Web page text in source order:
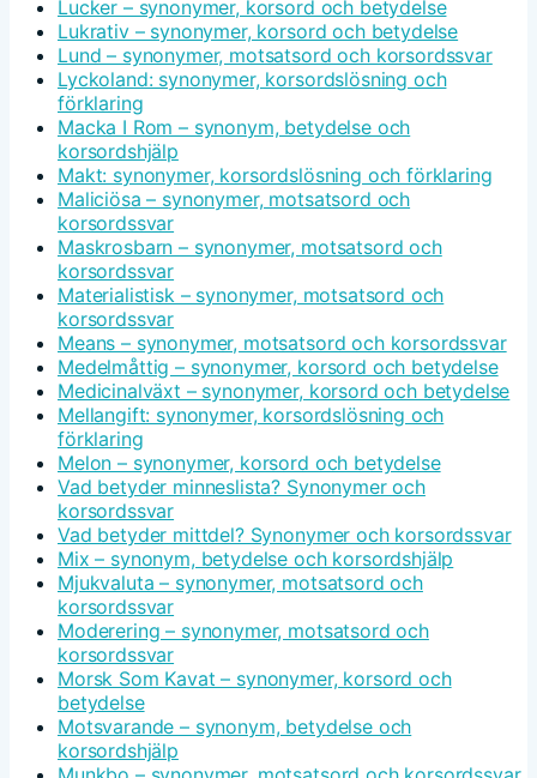
Lucker – synonymer, korsord och betydelse
Lukrativ – synonymer, korsord och betydelse
Lund – synonymer, motsatsord och korsordssvar
Lyckoland: synonymer, korsordslösning och
förklaring
Macka I Rom – synonym, betydelse och
korsordshjälp
Makt: synonymer, korsordslösning och förklaring
Maliciösa – synonymer, motsatsord och
korsordssvar
Maskrosbarn – synonymer, motsatsord och
korsordssvar
Materialistisk – synonymer, motsatsord och
korsordssvar
Means – synonymer, motsatsord och korsordssvar
Medelmåttig – synonymer, korsord och betydelse
Medicinalväxt – synonymer, korsord och betydelse
Mellangift: synonymer, korsordslösning och
förklaring
Melon – synonymer, korsord och betydelse
Vad betyder minneslista? Synonymer och
korsordssvar
Vad betyder mittdel? Synonymer och korsordssvar
Mix – synonym, betydelse och korsordshjälp
Mjukvaluta – synonymer, motsatsord och
korsordssvar
Moderering – synonymer, motsatsord och
korsordssvar
Morsk Som Kavat – synonymer, korsord och
betydelse
Motsvarande – synonym, betydelse och
korsordshjälp